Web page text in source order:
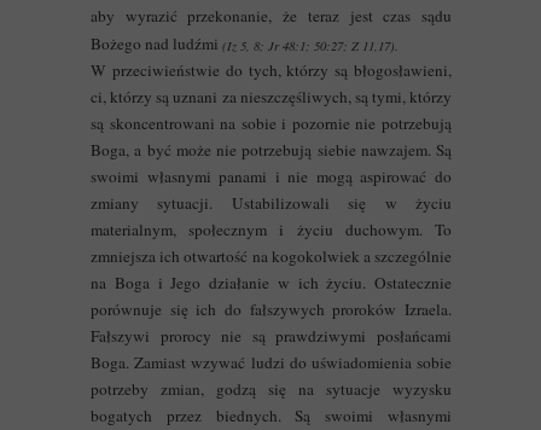
aby wyrazić przekonanie, że teraz jest czas sądu
Bożego nad ludźmi (Iz 5, 8; Jr 48:1; 50:27; Z 11,17).
W przeciwieństwie do tych, którzy są błogosławieni,
ci, którzy są uznani za nieszczęśliwych, są tymi, którzy
są skoncentrowani na sobie i pozornie nie potrzebują
Boga, a być może nie potrzebują siebie nawzajem. Są
swoimi własnymi panami i nie mogą aspirować do
zmiany sytuacji. Ustabilizowali się w życiu
materialnym, społecznym i życiu duchowym. To
zmniejsza ich otwartość na kogokolwiek a szczególnie
na Boga i Jego działanie w ich życiu. Ostatecznie
porównuje się ich do fałszywych proroków Izraela.
Fałszywi prorocy nie są prawdziwymi posłańcami
Boga. Zamiast wzywać ludzi do uświadomienia sobie
potrzeby zmian, godzą się na sytuacje wyzysku
bogatych przez biednych. Są swoimi własnymi